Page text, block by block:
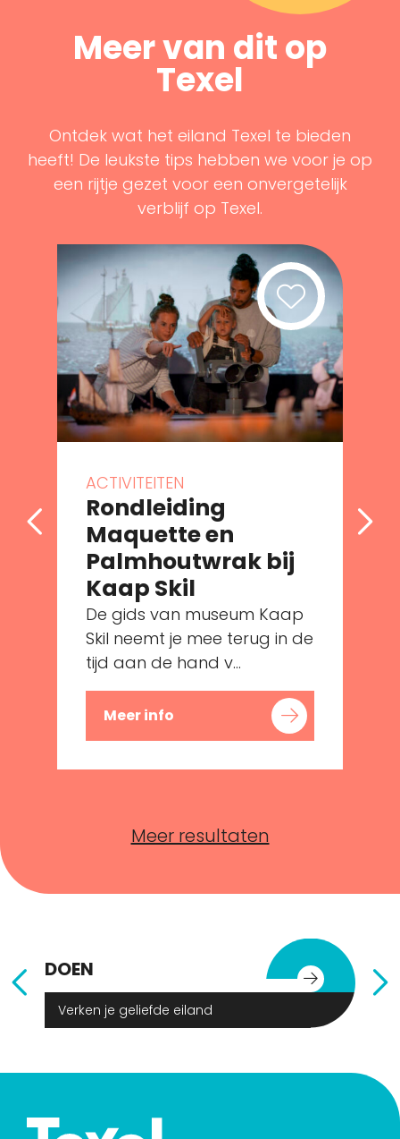
Meer van dit op
Texel
Ontdek wat het eiland Texel te bieden
heeft! De leukste tips hebben we voor je op
een rijtje gezet voor een onvergetelijk
verblijf op Texel.
ACTIVITEITEN
Rondleiding
Maquette en
Palmhoutwrak bij
Kaap Skil
De gids van museum Kaap
Skil neemt je mee terug in de
tijd aan de hand v...
Meer info
Meer resultaten
DOEN
Verken je geliefde eiland